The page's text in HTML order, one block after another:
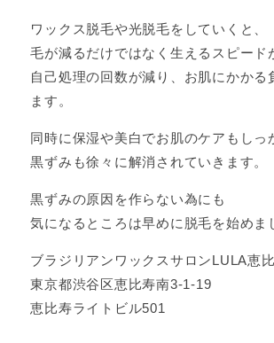
ワックス脱毛や光脱毛をしていくと、
毛が減るだけではなく生えるスピード
自己処理の回数が減り、お肌にかかる
ます。
同時に保湿や美白でお肌のケアもしっ
黒ずみも徐々に解消されていきます。
黒ずみの原因を作らない為にも
気になるところは早めに脱毛を始めま
ブラジリアンワックスサロンLULA恵
東京都渋谷区恵比寿南3-1-19
恵比寿ライトビル501